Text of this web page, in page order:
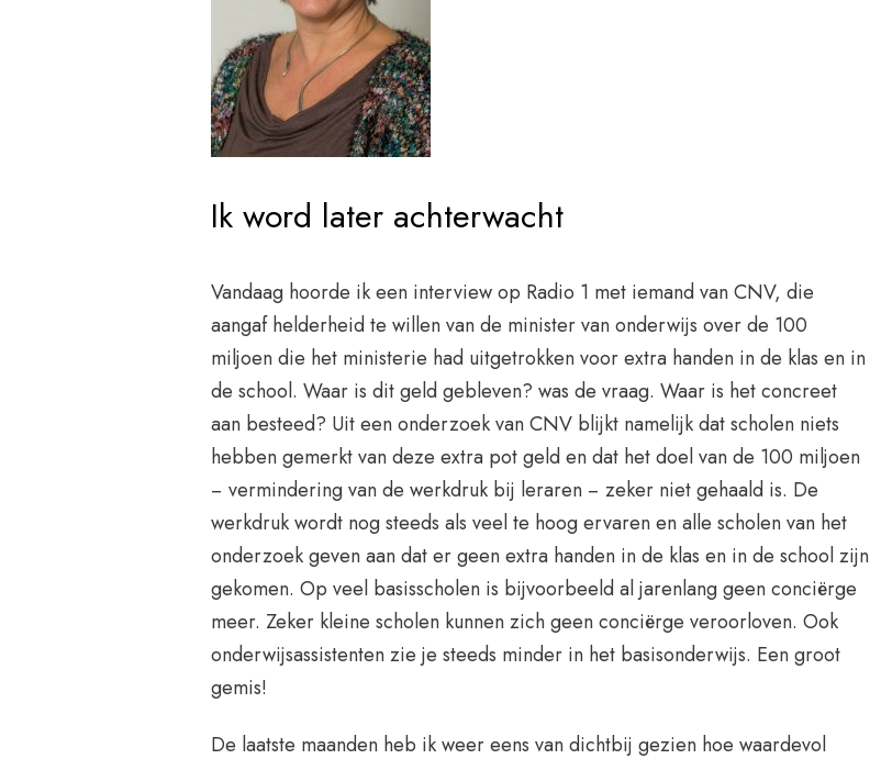
Ik word later achterwacht
Vandaag hoorde ik een interview op Radio 1 met iemand van CNV, die
aangaf helderheid te willen van de minister van onderwijs over de 100
miljoen die het ministerie had uitgetrokken voor extra handen in de klas en in
de school. Waar is dit geld gebleven? was de vraag. Waar is het concreet
aan besteed? Uit een onderzoek van CNV blijkt namelijk dat scholen niets
hebben gemerkt van deze extra pot geld en dat het doel van de 100 miljoen
− vermindering van de werkdruk bij leraren − zeker niet gehaald is. De
werkdruk wordt nog steeds als veel te hoog ervaren en alle scholen van het
onderzoek geven aan dat er geen extra handen in de klas en in de school zijn
gekomen. Op veel basisscholen is bijvoorbeeld al jarenlang geen conciërge
meer. Zeker kleine scholen kunnen zich geen conciërge veroorloven. Ook
onderwijsassistenten zie je steeds minder in het basisonderwijs. Een groot
gemis!
De laatste maanden heb ik weer eens van dichtbij gezien hoe waardevol